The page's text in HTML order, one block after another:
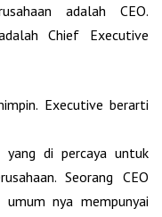
adalah CEO.
Chief Executive
Executive berarti
yang di percaya untuk
Seorang CEO
nya mempunyai